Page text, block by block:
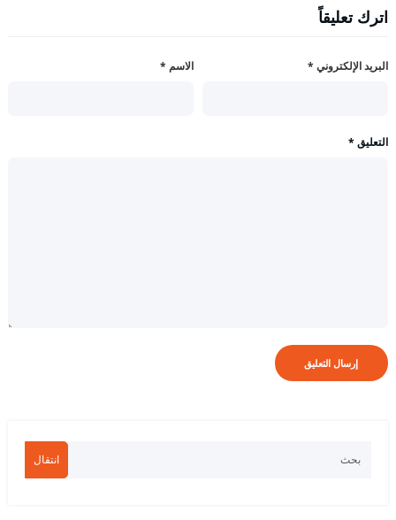
اترك تعليقاً
الاسم * البريد الإلكتروني *
التعليق *
انتقال